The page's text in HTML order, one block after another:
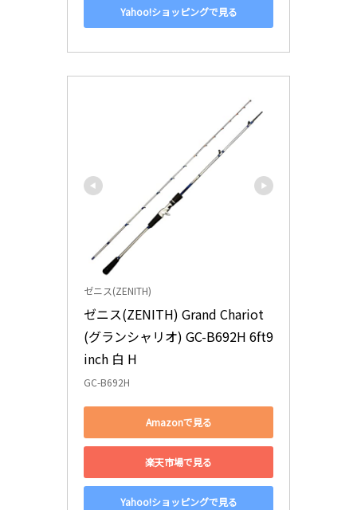
Yahoo!ショッピングで見る
ゼニス(ZENITH)
ゼニス(ZENITH) Grand Chariot
(グランシャリオ) GC-B692H 6ft9
inch 白 H
GC-B692H
Amazonで見る
楽天市場で見る
Yahoo!ショッピングで見る